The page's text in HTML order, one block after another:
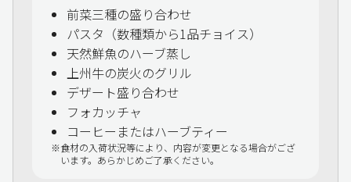
前菜三種の盛り合わせ
パスタ（数種類から1品チョイス）
天然鮮魚のハーブ蒸し
上州牛の炭火のグリル
デザート盛り合わせ
フォカッチャ
コーヒーまたはハーブティー
食材の入荷状況等により、内容が変更となる場合がござ
います。あらかじめご了承ください。